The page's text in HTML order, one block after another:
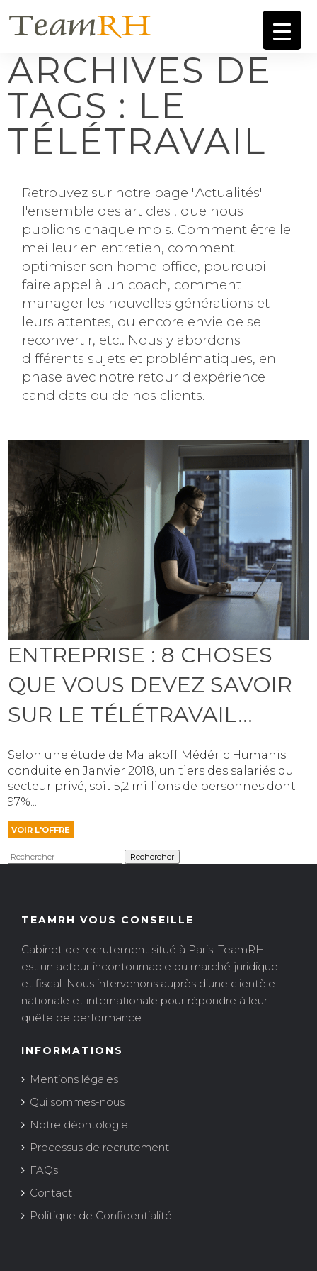
ARCHIVES DE
TAGS : LE
TÉLÉTRAVAIL
Retrouvez sur notre page "Actualités"
l'ensemble des articles , que nous
publions chaque mois. Comment être le
meilleur en entretien, comment
optimiser son home-office, pourquoi
faire appel à un coach, comment
manager les nouvelles générations et
leurs attentes, ou encore envie de se
reconvertir, etc.. Nous y abordons
différents sujets et problématiques, en
phase avec notre retour d'expérience
candidats ou de nos clients.
ENTREPRISE : 8 CHOSES
QUE VOUS DEVEZ SAVOIR
SUR LE TÉLÉTRAVAIL...
Selon une étude de Malakoff Médéric Humanis
conduite en Janvier 2018, un tiers des salariés du
secteur privé, soit 5,2 millions de personnes dont
97%...
VOIR L'OFFRE
Rechercher
TEAMRH VOUS CONSEILLE
Cabinet de recrutement situé à Paris, TeamRH
est un acteur incontournable du marché juridique
et fiscal. Nous intervenons auprès d’une clientèle
nationale et internationale pour répondre à leur
quête de performance.
INFORMATIONS
Mentions légales
Qui sommes-nous
Notre déontologie
Processus de recrutement
FAQs
Contact
Politique de Confidentialité